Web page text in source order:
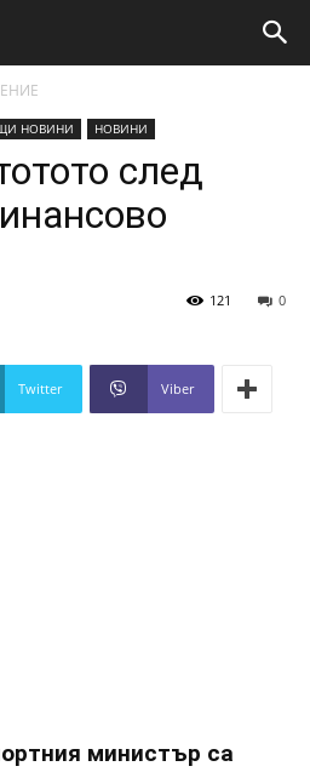
НОВИНИ НОВИНИ
след
0
121
Twitter Viber
министър са